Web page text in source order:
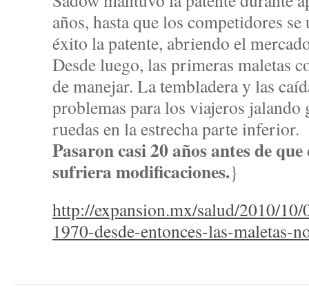
años, hasta que los competidores
éxito la patente, abriendo el
Desde luego, las primeras maletas
de manejar. La tembladera y las
problemas para los viajeros jalando
ruedas en la estrecha parte inferior.
Pasaron casi 20 años antes de
sufriera modificaciones.}
http://expansion.mx/salud/2010/
1970-desde-entonces-las-maletas-